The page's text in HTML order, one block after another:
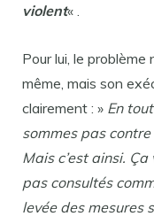
violent« .
Pour lui, le
même, mais son
clairement : » En
sommes pas
Mais c’est ainsi.
pas consultés
levée des mesures